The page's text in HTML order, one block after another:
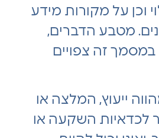
וכן על מקורות מידע
מטבע הדברים,
במסמך זה צפויים
ייעוץ, המלצה או
לכדאיות השקעה או